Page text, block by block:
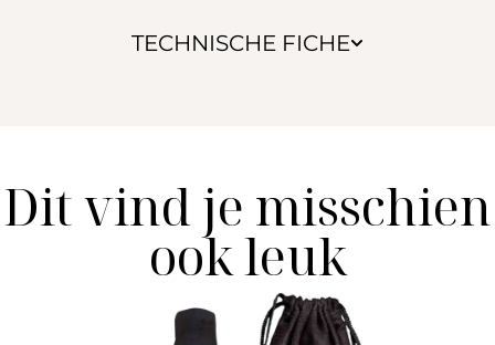
TECHNISCHE FICHE
Dit vind je misschien
ook leuk